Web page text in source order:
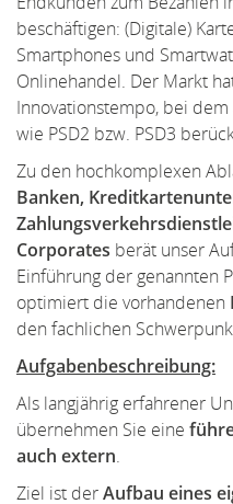
beschäftigen: (Digitale)
Smartphones und
Onlinehandel. Der Markt
Innovationstempo, bei
wie PSD2 bzw. PSD3
Zu den hochkomplexen
Banken,
Corporates berät unser
Einführung der genannten
optimiert die vorhandenen
den fachlichen
Aufgabenbeschreibung:
Als langjährig erfahrener
übernehmen Sie eine
auch extern.
Ziel ist derAufbau eines